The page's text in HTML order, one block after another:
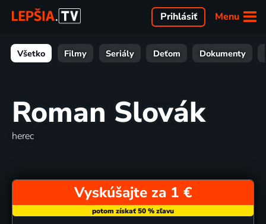
Menu
Prihlásiť
Všetko Filmy Seriály Deťom Dokumenty
Roman Slovák
herec
Vyskúšajte za 1 €